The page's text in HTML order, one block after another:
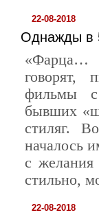
22-08-2018
Однажды в
«Фарца…
говорят,
фильмы
бывших
стиляг.
началось
с
стильно,
22-08-2018